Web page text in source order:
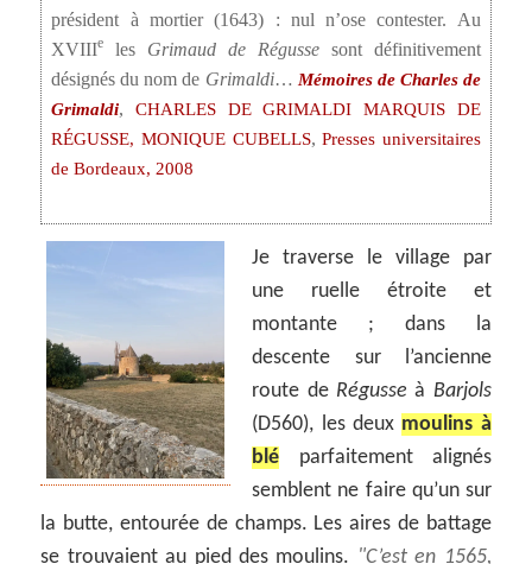
président à mortier (1643) : nul n’ose contester. Au
XVIIIe les Grimaud de Régussesont définitivement
désignés du nom de Grimaldi… Mémoires de Charles de
Grimaldi,CHARLES DE GRIMALDI MARQUIS DE
RÉGUSSE, ‎MONIQUE CUBELLS,Presses universitaires
de Bordeaux, 2008
Je traverse le village par
une ruelle étroite et
montante ; dans la
descente sur l’ancienne
route de Régusse à Barjols
(D560), les deux moulins à
blé parfaitement alignés
semblent ne faire qu’un sur
la butte, entourée de champs. Les aires de battage
se trouvaient au pied des moulins.
C’est en 1565,